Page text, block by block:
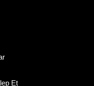
Et